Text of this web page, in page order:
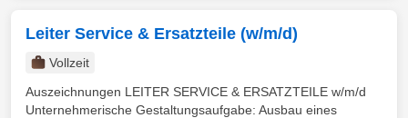
Leiter Service & Ersatzteile (w/m/d)
Vollzeit
Auszeichnungen LEITER SERVICE & ERSATZTEILE w/m/d
Unternehmerische Gestaltungsaufgabe: Ausbau eines